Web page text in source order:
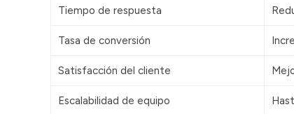
Tiempo de respuesta
Tasa de conversión
Satisfacción del cliente
Escalabilidad de equipo